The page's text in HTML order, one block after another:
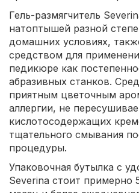
Гель-размягчитель
натоптышей разной
домашних условиях,
средством для
педикюре как
абразивных станков.
приятным цветочным
аллергии, не
кислотосодержащих
тщательного смывания
процедуры.
Упаковочная бутылка с
Severina стоит примерно